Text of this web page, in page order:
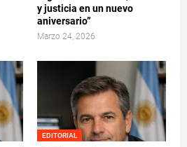
y justicia en un nuevo
aniversario”
Marzo 24, 2026
EDITORIAL